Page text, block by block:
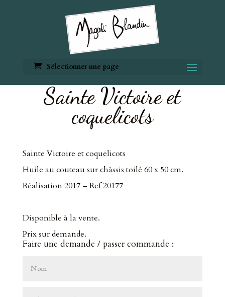
Sélectionner une page
Sainte Victoire et
coquelicots
Sainte Victoire et coquelicots
Huile au couteau sur châssis toilé 60 x 50 cm.
Réalisation 2017 – Ref 20177
Disponible à la vente.
Prix sur demande.
Faire une demande / passer commande :